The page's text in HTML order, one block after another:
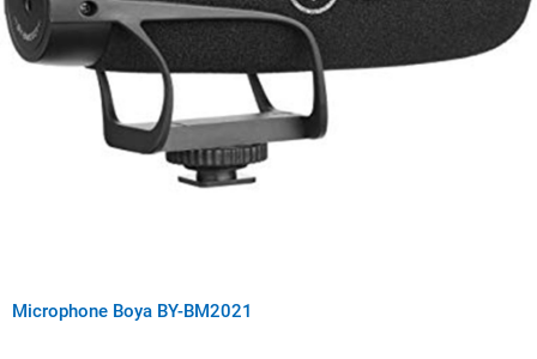
Microphone Boya BY-BM2021